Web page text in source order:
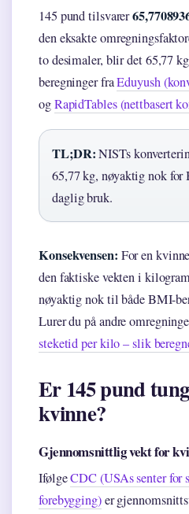
145 pund tilsvarer
den eksakte
to desimaler, blir det 65,77
beregninger fraEduyush
ogRapidTables (nettbasert
TL;DR:NISTs
65,77 kg, nøyaktig nok
daglig bruk.
Konsekvensen: For en
den faktiske vekten i
nøyaktig nok til både BMI-
Lurer du på andre
steketid per kilo – slik
Er 145 pund
kvinne?
Gjennomsnittlig vekt for
IfølgeCDC (USAs senter for
forebygging)er